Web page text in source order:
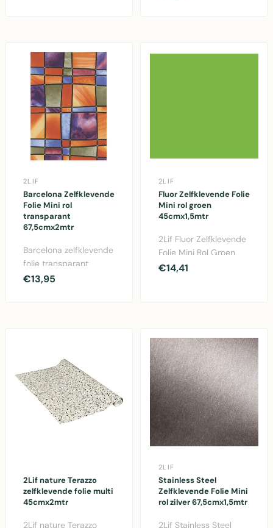
2LIF
Barcelona Zelfklevende
Folie Mini rol
transparant
67,5cmx2mtr
Barcelona zelfklevende
folie transparant
67,5cm x 2m - PVC
€13,95
2LIF
Fluor Zelfklevende Folie
Mini rol groen
45cmx1,5mtr
2Lif Fluor Zelfklevende
Folie Mini Rol Groen
45cm x 1,5m. PVC
€14,41
2Lif nature Terazzo
zelfklevende folie multi
45cmx2mtr
2Lif nature Terazzo
2LIF
Stainless Steel
Zelfklevende Folie Mini
rol zilver 67,5cmx1,5mtr
2Lif Stainless Steel